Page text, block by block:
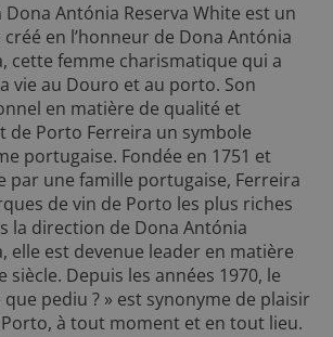
Antónia Reserva White est un
en l’honneur de Dona Antónia
cette femme charismatique qui a
vie au Douro et au porto. Son
en matière de qualité et
de Porto Ferreira un symbole
portugaise. Fondée en 1751 et
par une famille portugaise, Ferreira
de vin de Porto les plus riches
la direction de Dona Antónia
elle est devenue leader en matière
siècle. Depuis les années 1970, le
que pediu ? » est synonyme de plaisir
à tout moment et en tout lieu.